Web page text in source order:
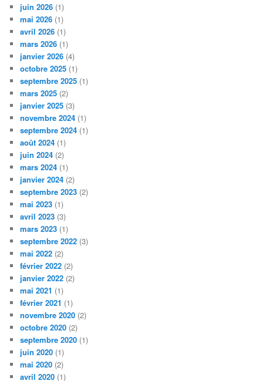
juin 2026 (1)
mai 2026 (1)
avril 2026 (1)
mars 2026 (1)
janvier 2026 (4)
octobre 2025 (1)
septembre 2025 (1)
mars 2025 (2)
janvier 2025 (3)
novembre 2024 (1)
septembre 2024 (1)
août 2024 (1)
juin 2024 (2)
mars 2024 (1)
janvier 2024 (2)
septembre 2023 (2)
mai 2023 (1)
avril 2023 (3)
mars 2023 (1)
septembre 2022 (3)
mai 2022 (2)
février 2022 (2)
janvier 2022 (2)
mai 2021 (1)
février 2021 (1)
novembre 2020 (2)
octobre 2020 (2)
septembre 2020 (1)
juin 2020 (1)
mai 2020 (2)
avril 2020 (1)